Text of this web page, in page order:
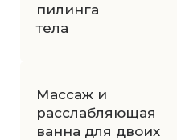
пилинга
тела
Массаж и
расслабляющая
ванна для двоих